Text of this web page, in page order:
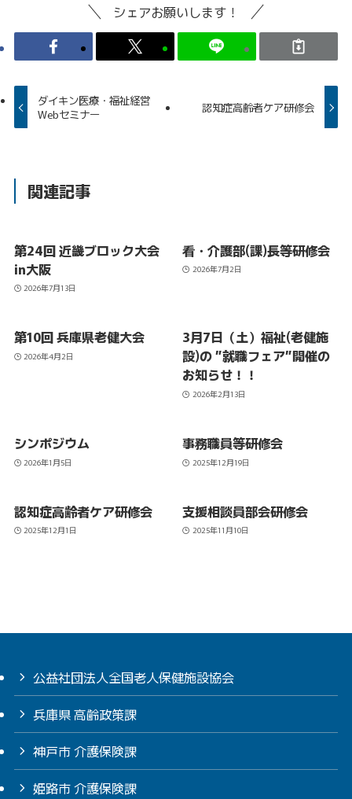
シェアお願いします！
ダイキン医療・福祉経営
Webセミナー
認知症高齢者ケア研修会
関連記事
第24回 近畿ブロック大会
in大阪
2026年7月13日
看・介護部(課)長等研修会
2026年7月2日
第10回 兵庫県老健大会
2026年4月2日
3月7日（土）福祉(老健施
設)の ”就職フェア”開催の
お知らせ！！
2026年2月13日
シンポジウム
2026年1月5日
事務職員等研修会
2025年12月19日
認知症高齢者ケア研修会
2025年12月1日
支援相談員部会研修会
2025年11月10日
公益社団法人全国老人保健施設協会
兵庫県 高齢政策課
神戸市 介護保険課
姫路市 介護保険課